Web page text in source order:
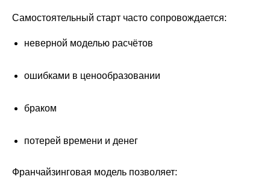
Самостоятельный старт часто сопровождается:
неверной моделью расчётов
ошибками в ценообразовании
браком
потерей времени и денег
Франчайзинговая модель позволяет: